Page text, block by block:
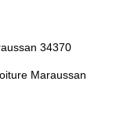
34370
Maraussan